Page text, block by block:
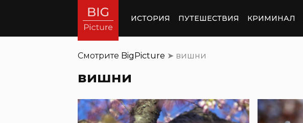
ИСТОРИЯ ПУТЕШЕСТВИЯ КРИМИНАЛ
Смотрите BigPicture ➤ вишни
вишни